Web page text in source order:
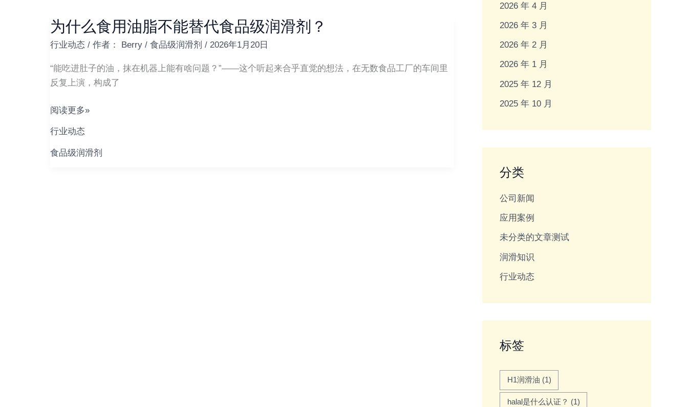
稳
动
力
滑
剂
筑
舌
安
全
科
为什么食用油脂不能替代食品级润滑剂？
行业动态/ 作者： Berry / 食品级润滑剂 / 2026年1月20日
“能吃进肚子的油，抹在机器上能有啥问题？”——这个听起来合乎直觉的想法，在无数食品工厂的车间里
反复上演，构成了
为
什
么
食
用
脂
能
替
阅读更多»
行业动态
食品级润滑剂
2026 年 4 月
2026 年 3 月
2026 年 2 月
2026 年 1 月
2025 年 12 月
2025 年 10 月
分类
公司新闻
应用案例
未分类的文章测试
润滑知识
行业动态
标签
H1润滑油 (1)
halal是什么认证？ (1)